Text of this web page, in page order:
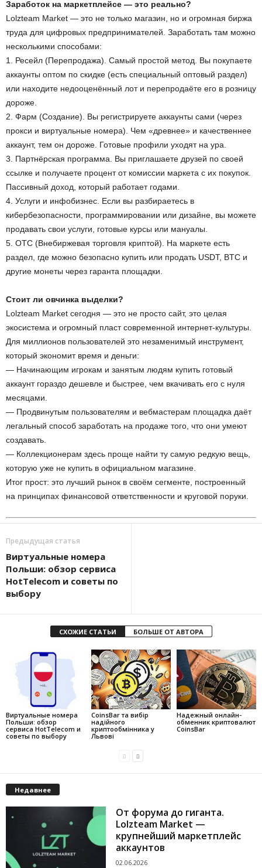
Заработок на маркетплейсе — это реально?
Lolzteam Market — это не только магазин, но и огромная биржа
труда для цифровых предпринимателей. Заработать там можно
несколькими способами:
1. Ресейл (Перепродажа). Самый простой метод. Вы покупаете
аккаунты оптом по скидке (есть специальный оптовый раздел)
или находите недооценённый лот и перепродаёте его в розницу
дороже.
2. Фарм (Создание). Вы регистрируете аккаунты сами (через
прокси и виртуальные номера). Чем «древнее» и качественнее
аккаунт, тем он дороже. Готовые профили уходят на ура.
3. Партнёрская программа. Вы приглашаете друзей по своей
ссылке и получаете процент от комиссии маркета с их покупок.
Пассивный доход, который работает годами.
4. Услуги и инфобизнес. Если вы разбираетесь в
кибербезопасности, программировании или дизайне, вы можете
продавать свои услуги, готовые курсы или мануалы.
5. OTC (Внебиржевая торговля криптой). На маркете есть
раздел, где можно безопасно купить или продать USDT, BTC и
другие монеты через гаранта площадки.
Стоит ли овчинка выделки?
Lolzteam Market сегодня — это не просто сайт, это целая
экосистема и огромный пласт современной интернет-культуры.
Для миллионов пользователей это незаменимый инструмент,
который экономит время и деньги:
— Начинающим игрокам и занятым людям купить готовый
аккаунт гораздо дешевле и быстрее, чем вкачивать его с нуля
месяцами.
— Продвинутым пользователям и вебмастерам площадка даёт
легальный способ заработать на продаже того, что они умеют
создавать.
— Коллекционерам здесь проще найти ту самую редкую вещь,
которую уже не купить в официальном магазине.
Итог прост: это лучший рынок в своём сегменте, построенный
на принципах финансовой ответственности и круговой поруки.
Предыдущая статья
Виртуальные номера
Польши: обзор сервиса
HotTelecom и советы по
выбору
СХОЖИЕ СТАТЬИ БОЛЬШЕ ОТ АВТОРА
Виртуальные номера
Польши: обзор
сервиса HotTelecom и
советы по выбору
CoinsBar та вибір
надійного
криптообмінника у
Львові
Надежный онлайн-
обменник криптовалют
CoinsBar
Недавнее
От форума до гиганта.
Lolzteam Market —
крупнейший маркетплейс
аккаунтов
02.06.2026